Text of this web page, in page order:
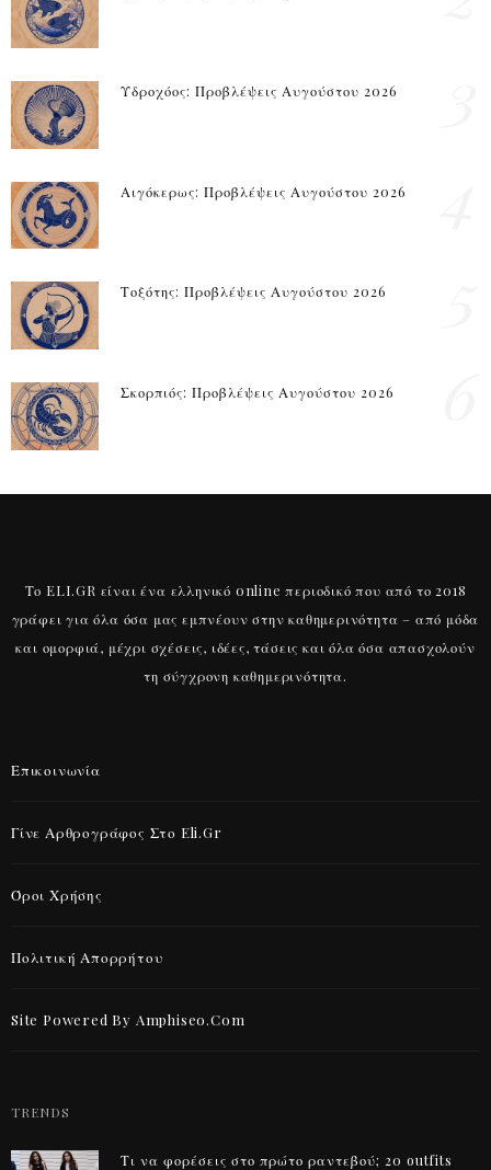
Υδροχόος: Προβλέψεις Αυγούστου 2026
Αιγόκερως: Προβλέψεις Αυγούστου 2026
Τοξότης: Προβλέψεις Αυγούστου 2026
Σκορπιός: Προβλέψεις Αυγούστου 2026
Το ELI.GR είναι ένα ελληνικό online περιοδικό που από το 2018
γράφει για όλα όσα μας εμπνέουν στην καθημερινότητα – από μόδα
και ομορφιά, μέχρι σχέσεις, ιδέες, τάσεις και όλα όσα απασχολούν
τη σύγχρονη καθημερινότητα.
Επικοινωνία
Γίνε Αρθρογράφος Στο Eli.gr
Όροι Χρήσης
Πολιτική Απορρήτου
Site Powered By Amphiseo.com
TRENDS
Τι να φορέσεις στο πρώτο ραντεβού; 20 outfits